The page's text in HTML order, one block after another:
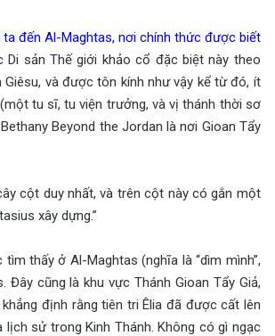
ta đến Al-Maghtas, nơi chính thức được biết
Di sản Thế giới khảo cổ đặc biệt này theo
và được tôn kính như vậy kể từ đó, ít
tu sĩ, tu viện trưởng, và vị thánh thời sơ
Beyond the Jordan là nơi Gioan Tẩy
cột duy nhất, và trên cột này có gắn một
xây dựng.”
thấy ở Al-Maghtas (nghĩa là “dìm mình”,
cũng là khu vực Thánh Gioan Tẩy Giả,
định rằng tiên tri Êlia đã được cất lên
sử trong Kinh Thánh. Không có gì ngạc